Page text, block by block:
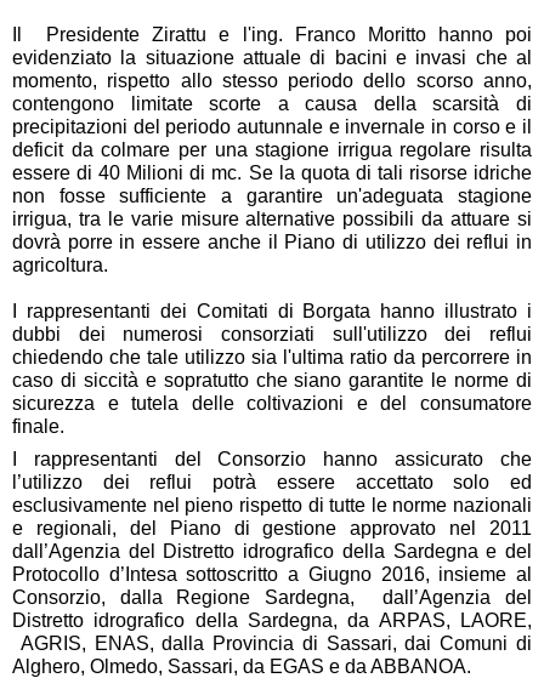
Il  Presidente Zirattu e l'ing. Franco Moritto hanno poi
evidenziato la situazione attuale di bacini e invasi che al
momento, rispetto allo stesso periodo dello scorso anno,
contengono
limitate scorte a causa della scarsità di
precipitazioni del periodo autunnale e invernale in corso e il
deficit da colmare per una stagione irrigua regolare risulta
essere di 40 Milioni di mc. Se la quota di tali risorse idriche
non fosse sufficiente a garantire un'adeguata stagione
irrigua, tra le varie misure alternative possibili da attuare si
dovrà porre in essere anche il Piano di utilizzo dei reflui in
agricoltura.
I rappresentanti dei Comitati di Borgata hanno illustrato i
dubbi dei numerosi consorziati sull'utilizzo dei reflui
chiedendo che tale utilizzo sia l'ultima ratio da percorrere in
caso di siccità e sopratutto che siano garantite le norme di
sicurezza e tutela delle coltivazioni e del consumatore
finale.
I rappresentanti del Consorzio hanno assicurato che
l’utilizzo dei reflui potrà essere accettato solo ed
esclusivamente nel pieno rispetto di tutte le norme nazionali
e regionali, del Piano di gestione approvato nel 2011
dall’Agenzia del Distretto idrografico della Sardegna e del
Protocollo d’Intesa sottoscritto a Giugno 2016, insieme al
Consorzio, dalla Regione Sardegna,  dall’Agenzia del
Distretto idrografico della Sardegna, da ARPAS, LAORE,
AGRIS, ENAS, dalla Provincia di Sassari, dai Comuni di
Alghero, Olmedo, Sassari, da EGAS e da ABBANOA.